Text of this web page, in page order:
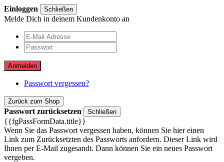
Einloggen Schließen
Melde Dich in deinem Kundenkonto an
Anmelden
Passwort vergessen?
Zurück zum Shop
Passwort zurücksetzen Schließen
{{fgPassFormData.title}}
Wenn Sie das Passwort vergessen haben, können Sie hier einen
Link zum Zurücksetzten des Passworts anfordern. Dieser Link wird
Ihnen per E-Mail zugesandt. Dann können Sie ein neues Passwort
vergeben.